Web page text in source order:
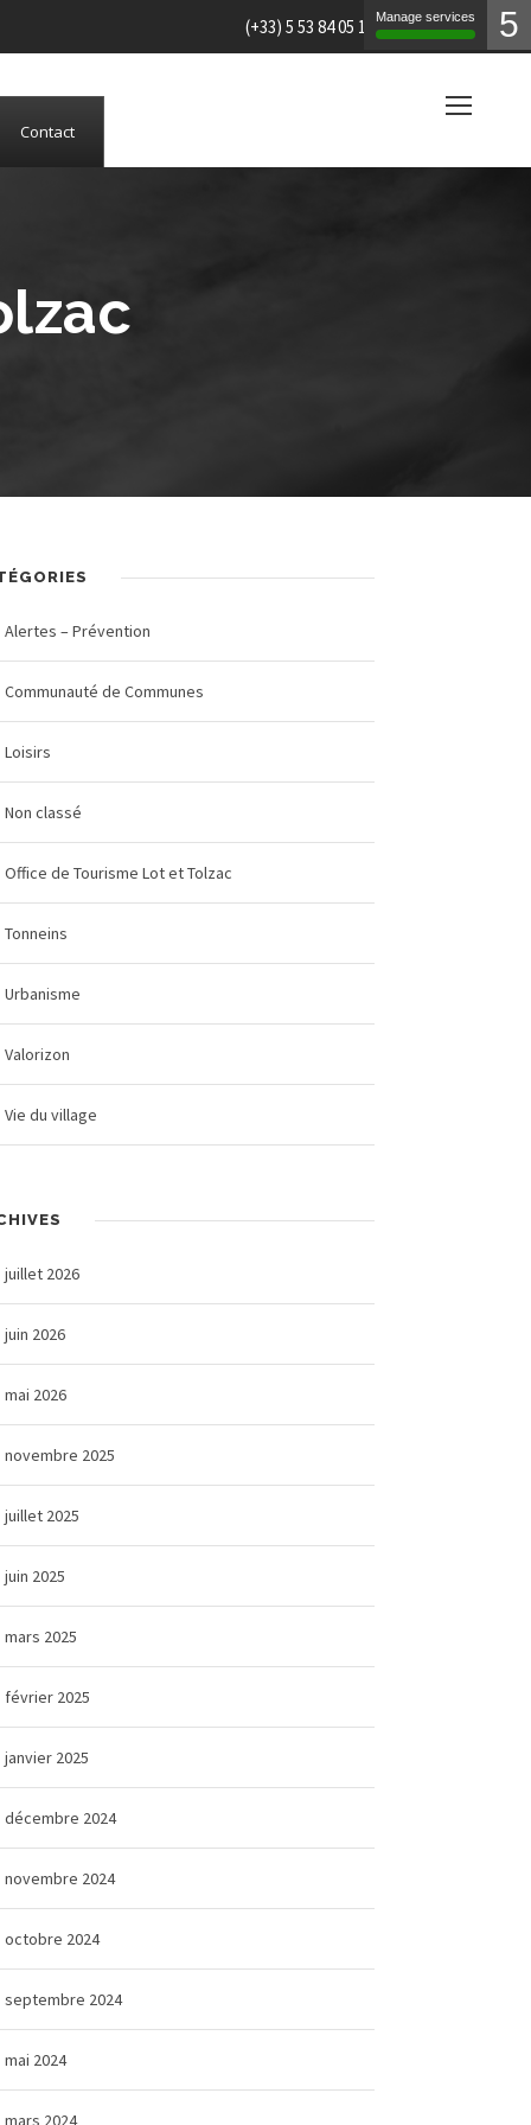
(+33) 5 53 84 05 19
Contact
Alertes – Prévention
Communauté de Communes
Loisirs
Non classé
Office de Tourisme Lot et Tolzac
Tonneins
Urbanisme
Valorizon
Vie du village
juillet 2026
juin 2026
mai 2026
novembre 2025
juillet 2025
juin 2025
mars 2025
février 2025
janvier 2025
décembre 2024
novembre 2024
octobre 2024
septembre 2024
mai 2024
mars 2024
Manage services 5